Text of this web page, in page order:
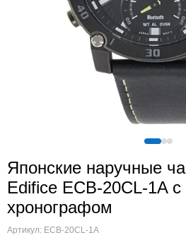
Японские наручные
Edifice ECB-20CL-1A с
хронографом
Артикул: ECB-20CL-1A